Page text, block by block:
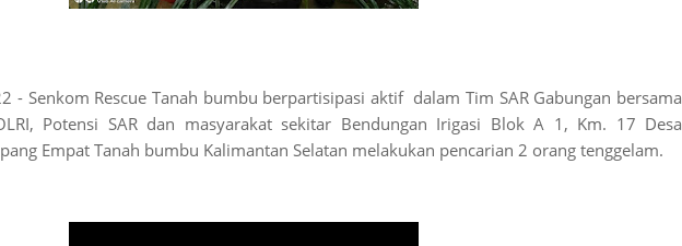
- Senkom Rescue Tanah bumbu berpartisipasi aktif dalam Tim SAR Gabungan bersama
Potensi SAR dan masyarakat sekitar Bendungan Irigasi Blok A 1, Km. 17 Desa
Empat Tanah bumbu Kalimantan Selatan melakukan pencarian 2 orang tenggelam.